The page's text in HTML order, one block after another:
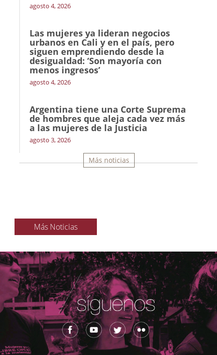
agosto 4, 2026
Las mujeres ya lideran negocios
urbanos en Cali y en el país, pero
siguen emprendiendo desde la
desigualdad: ‘Son mayoría con
menos ingresos’
agosto 4, 2026
Argentina tiene una Corte Suprema
de hombres que aleja cada vez más
a las mujeres de la Justicia
agosto 3, 2026
Más noticias
Más Noticias